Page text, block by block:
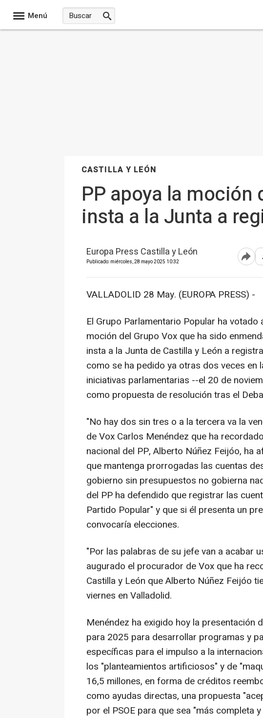
Menú
CASTILLA Y LEÓN
PP apoya la moción
insta a la Junta a
Europa Press Castilla y León
Publicado: miércoles, 28 mayo 2025 10:32 Abrir
VALLADOLID 28 May. (EUROPA PRESS) -
El Grupo Parlamentario Popular ha
moción del Grupo Vox que ha sido
insta a la Junta de Castilla y León a
como se ha pedido ya otras dos veces en
iniciativas parlamentarias --el 20 de
como propuesta de resolución tras el
"No hay dos sin tres o a la tercera va la
de Vox Carlos Menéndez que ha
nacional del PP, Alberto Núñez Feijóo, ha
que mantenga prorrogadas las cuentas
gobierno sin presupuestos no gobierna
del PP ha defendido que registrar las
Partido Popular" y que si él presenta un
convocaría elecciones.
"Por las palabras de su jefe van a acabar
augurado el procurador de Vox que ha
Castilla y León que Alberto Núñez Feijóo
viernes en Valladolid.
Menéndez ha exigido hoy la presentación
para 2025 para desarrollar programas y
específicas para el impulso a la
los "planteamientos artificiosos" y de
16,5 millones, en forma de créditos
como ayudas directas, una propuesta
por el PSOE para que sea "más completa